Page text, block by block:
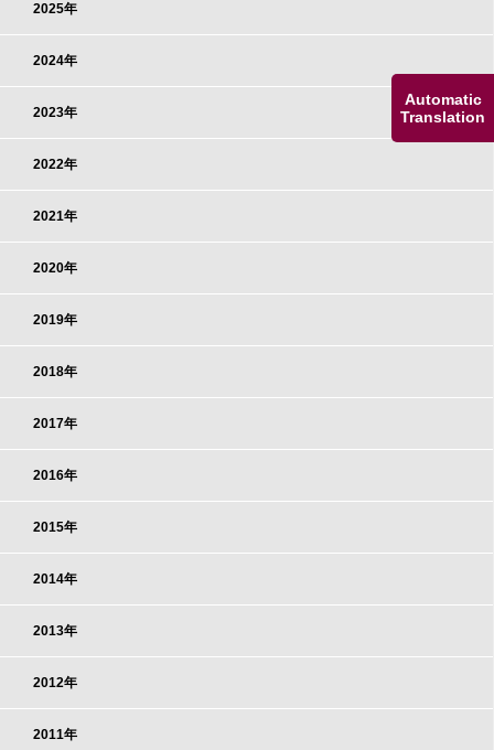
Automatic
Translation
2025年
2024年
2023年
2022年
2021年
2020年
2019年
2018年
2017年
2016年
2015年
2014年
2013年
2012年
2011年